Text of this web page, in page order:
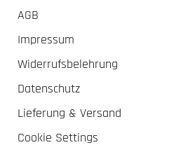
AGB
Impressum
Widerrufsbelehrung
Datenschutz
Lieferung & Versand
Cookie Settings